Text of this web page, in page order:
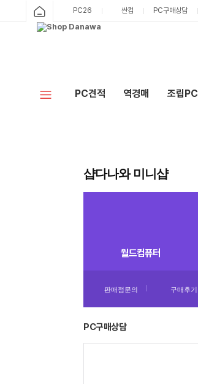
PC26 싼컴 PC구매상담
PC견적 역경매 조립PC
샵다나와 미니샵
월드컴퓨터
판매점문의 구매후기
PC구매상담